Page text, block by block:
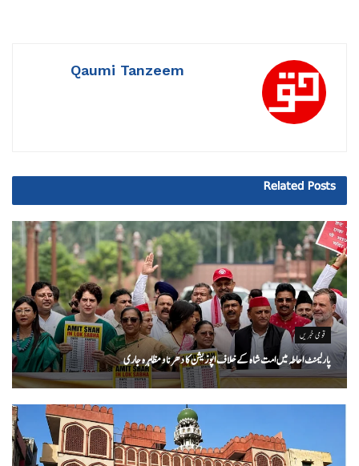
Qaumi Tanzeem
Related Posts
قومی خبریں
پارلیمنٹ احاطہ میں امت شاہ کے خلاف اپوزیشن کا دھرنا و مظاہرہ جاری